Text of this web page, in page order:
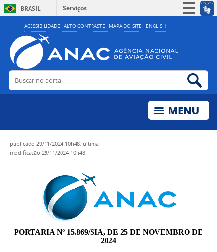
ACESSIBILIDADE ALTO CONTRASTE MAPA DO SITE ENGLISH
BRASIL
Serviços
Simplifique!
Acesso à informação
Legislação
Buscar no portal
publicado 29/11/2024 10h48, última
modificação 29/11/2024 10h48
PORTARIA Nº 15.869/SIA, DE 25 DE NOVEMBRO DE
2024